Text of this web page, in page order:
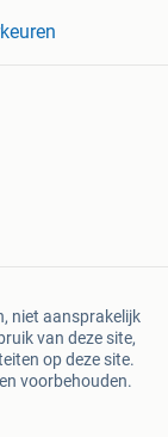
niet aansprakelijk
van deze site,
op deze site.
voorbehouden.